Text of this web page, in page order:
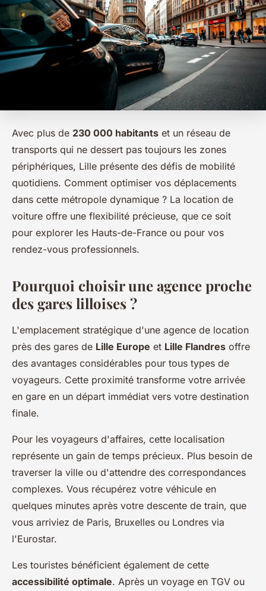
Avec plus de 230 000 habitants et un réseau de
transports qui ne dessert pas toujours les zones
périphériques, Lille présente des défis de mobilité
quotidiens. Comment optimiser vos déplacements
dans cette métropole dynamique ? La location de
voiture offre une flexibilité précieuse, que ce soit
pour explorer les Hauts-de-France ou pour vos
rendez-vous professionnels.
Pourquoi choisir une agence proche
des gares lilloises ?
L'emplacement stratégique d'une agence de location
près des gares de Lille Europe et Lille Flandres offre
des avantages considérables pour tous types de
voyageurs. Cette proximité transforme votre arrivée
en gare en un départ immédiat vers votre destination
finale.
Pour les voyageurs d'affaires, cette localisation
représente un gain de temps précieux. Plus besoin de
traverser la ville ou d'attendre des correspondances
complexes. Vous récupérez votre véhicule en
quelques minutes après votre descente de train, que
vous arriviez de Paris, Bruxelles ou Londres via
l'Eurostar.
Les touristes bénéficient également de cette
accessibilité optimale. Après un voyage en TGV ou